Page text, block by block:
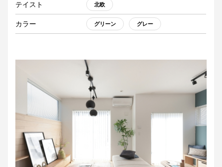
テイスト 北欧
カラー グリーン グレー